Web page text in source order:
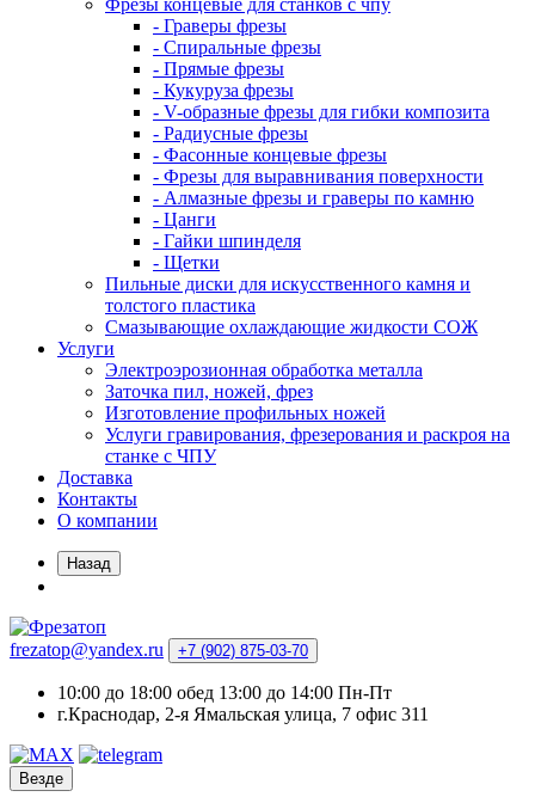
Фрезы концевые для станков с чпу
- Граверы фрезы
- Спиральные фрезы
- Прямые фрезы
- Кукуруза фрезы
- V-образные фрезы для гибки композита
- Радиусные фрезы
- Фасонные концевые фрезы
- Фрезы для выравнивания поверхности
- Алмазные фрезы и граверы по камню
- Цанги
- Гайки шпинделя
- Щетки
Пильные диски для искусственного камня и
толстого пластика
Смазывающие охлаждающие жидкости СОЖ
Услуги
Электроэрозионная обработка металла
Заточка пил, ножей, фрез
Изготовление профильных ножей
Услуги гравирования, фрезерования и раскроя на
станке с ЧПУ
Доставка
Контакты
О компании
Назад
frezatop@yandex.ru +7 (902) 875-03-70
10:00 до 18:00 обед 13:00 до 14:00 Пн-Пт
г.Краснодар, 2-я Ямальская улица, 7 офис 311
Везде